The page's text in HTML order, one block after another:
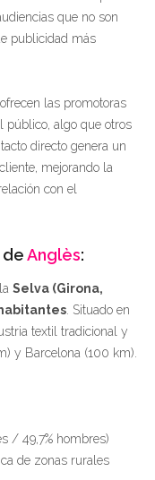
que no son
publicidad más
las promotoras
público, algo que otros
directo genera un
mejorando la
con el
deAnglès:
Selva (Girona,
. Situado en
textil tradicional y
y Barcelona (100 km).
/ 49,7% hombres)
de zonas rurales